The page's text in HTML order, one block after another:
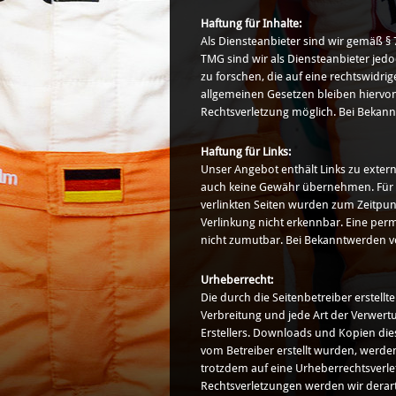
Haftung für Inhalte:
Als Diensteanbieter sind wir gemäß §
TMG sind wir als Diensteanbieter
zu forschen, die auf eine
allgemeinen Gesetzen bleiben
Rechtsverletzung möglich. Bei
Haftung für Links:
Unser Angebot enthält Links zu
auch keine Gewähr übernehmen.
verlinkten Seiten wurden zum
Verlinkung nicht erkennbar. Eine
nicht zumutbar. Bei Bekanntwerden
Urheberrecht:
Die durch die Seitenbetreiber
Verbreitung und jede Art der
Erstellers. Downloads und Kopien
vom Betreiber erstellt wurden,
trotzdem auf eine
Rechtsverletzungen werden wir